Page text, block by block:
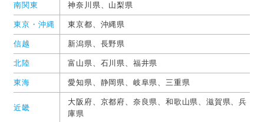
南関東 神奈川県、 山梨県
東京・沖縄 東京都、 沖縄県
信越 新潟県、 長野県
北陸 富山県、 石川県、 福井県
東海 愛知県、 静岡県、 岐阜県、 三重県
近畿
大阪府、 京都府、 奈良県、 和歌山県、滋賀県、兵
庫県